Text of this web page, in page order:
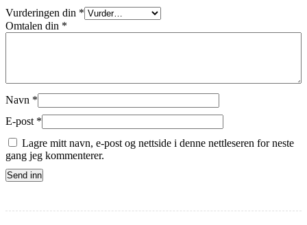
Vurderingen din *
Omtalen din *
Navn *
E-post *
Lagre mitt navn, e-post og nettside i denne nettleseren for neste
gang jeg kommenterer.